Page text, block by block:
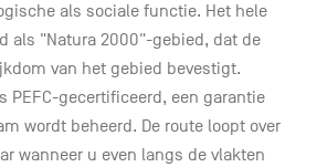
als sociale functie. Het hele
als "Natura 2000"-gebied, dat de
van het gebied bevestigt.
PEFC-gecertificeerd, een garantie
wordt beheerd. De route loopt over
wanneer u even langs de vlakten